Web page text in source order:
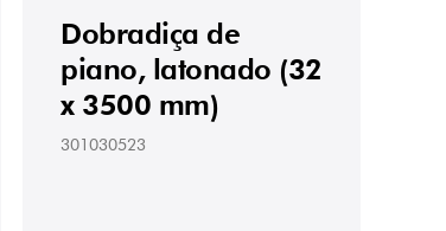
Dobradiça de
piano, latonado (32
x 3500 mm)
301030523